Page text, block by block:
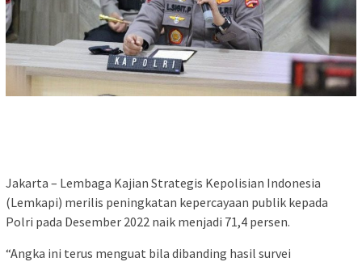
Jakarta – Lembaga Kajian Strategis Kepolisian Indonesia
(Lemkapi) merilis peningkatan kepercayaan publik kepada
Polri pada Desember 2022 naik menjadi 71,4 persen.
“Angka ini terus menguat bila dibanding hasil survei